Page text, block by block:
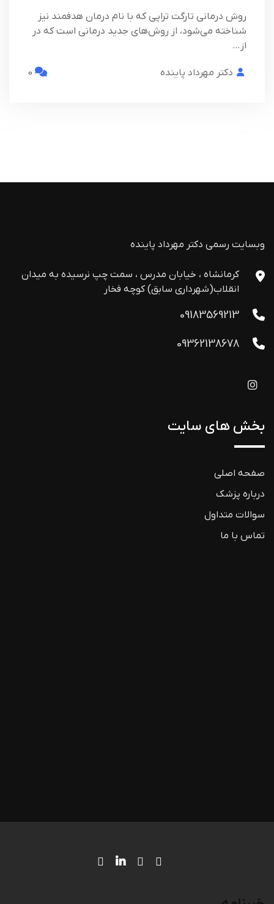
روش درمانی تارگت تراپی که با نام درمان هدفمند نیز
شناخته می‌شود، از روش‌های جدید درمانی است که در
از…
دکتر مهرداد پاینده
وبسایت رسمی دکتر مهرداد پاینده
کرمانشاه ، خیابان مدرس ، سمت چپ نرسیده به میدان
انقلاب(شهرداری سابق) کوچه فخار
09183569213
09362138678
بخش های سایت
صفحه اصلی
درباره پزشک
سوالات متداول
تماس با ما